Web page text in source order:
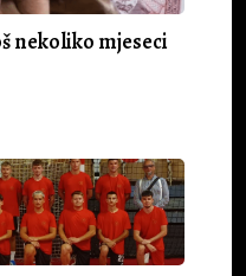
nekoliko mjeseci